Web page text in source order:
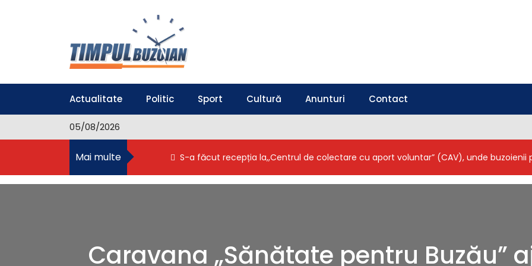
c
Timpul Buzoian
Actualitate Politic Sport Cultură Anunturi Contact
05/08/2026
Mai multe S-a făcut recepția la,,Centrul de colectare cu aport voluntar” (CAV), unde buzoienii
Caravana „Sănătate pentru Buzău”